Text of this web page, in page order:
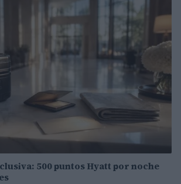
500 puntos Hyatt por noche